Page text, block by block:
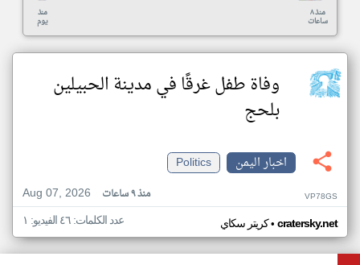
منذ
يوم
منذ ٨
ساعات
وفاة طفل غرقًا في مدينة الحبيلين
بلحج
اخبار اليمن
Politics
Aug 07, 2026
منذ ٩ ساعات VP78GS
كريتر سكاي• cratersky.net عدد الكلمات: ٤٦ الفيديو: ١